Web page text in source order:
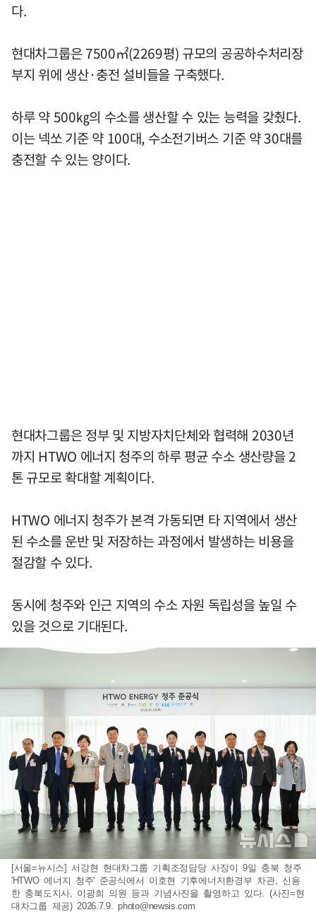
다.
현대차그룹은 7500㎡(2269평) 규모의 공공하수처리장
부지 위에 생산·충전 설비들을 구축했다.
하루 약 500㎏의 수소를 생산할 수 있는 능력을 갖췄다.
이는 넥쏘 기준 약 100대, 수소전기버스 기준 약 30대를
충전할 수 있는 양이다.
현대차그룹은 정부 및 지방자치단체와 협력해 2030년
까지 HTWO 에너지 청주의 하루 평균 수소 생산량을 2
톤 규모로 확대할 계획이다.
HTWO 에너지 청주가 본격 가동되면 타 지역에서 생산
된 수소를 운반 및 저장하는 과정에서 발생하는 비용을
절감할 수 있다.
동시에 청주와 인근 지역의 수소 자원 독립성을 높일 수
있을 것으로 기대된다.
[서울=뉴시스] 서강현 현대차그룹 기획조정담당 사장이 9일 충북 청주
'HTWO 에너지 청주' 준공식에서 이호현 기후에너지환경부 차관, 신용
한 충북도지사, 이광희 의원 등과 기념사진을 촬영하고 있다. (사진=현
대차그룹 제공) 2026.7.9.photo@newsis.com